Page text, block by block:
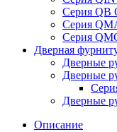
Серия QB
Серия
Серия
Дверная
Дверные
Дверные
Дверные
Описание